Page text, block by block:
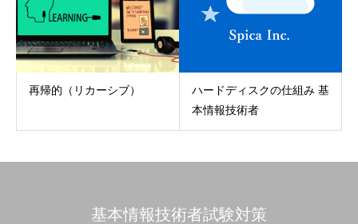
再帰的（リカーシブ）
ハードディスクの仕組み 基
本情報技術者
基本情報技術者試験対策